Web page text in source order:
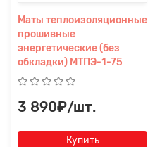
Маты теплоизоляционные
прошивные
энергетические (без
обкладки) МТПЭ-1-75
3 890₽/шт.
Купить